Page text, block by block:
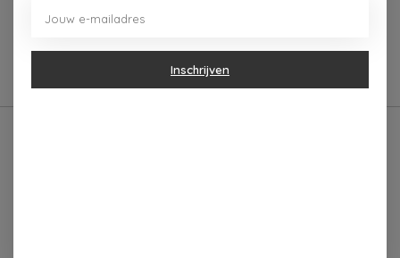
beoordelingen
Inschrijven